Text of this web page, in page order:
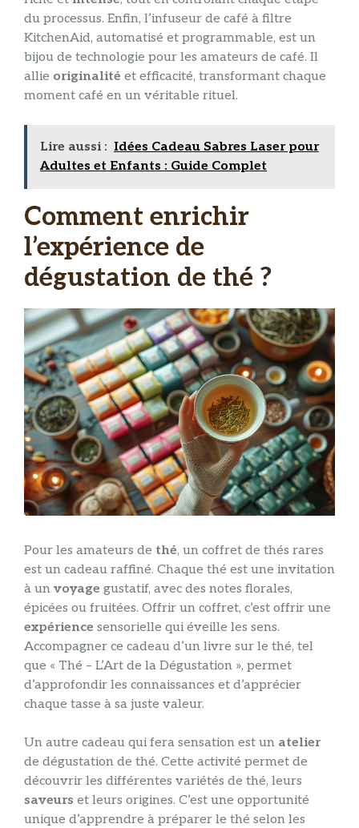
du processus. Enfin, l’infuseur de café à filtre
KitchenAid, automatisé et programmable, est un
bijou de technologie pour les amateurs de café. Il
allie originalité et efficacité, transformant chaque
moment café en un véritable rituel.
Lire aussi : Idées Cadeau Sabres Laser pour
Adultes et Enfants : Guide Complet
Comment enrichir
l’expérience de
dégustation de thé ?
Pour les amateurs de thé, un coffret de thés rares
est un cadeau raffiné. Chaque thé est une invitation
à un voyage gustatif, avec des notes florales,
épicées ou fruitées. Offrir un coffret, c’est offrir une
expérience sensorielle qui éveille les sens.
Accompagner ce cadeau d’un livre sur le thé, tel
que « Thé – L’Art de la Dégustation », permet
d’approfondir les connaissances et d’apprécier
chaque tasse à sa juste valeur.
Un autre cadeau qui fera sensation est un atelier
de dégustation de thé. Cette activité permet de
découvrir les différentes variétés de thé, leurs
saveurs et leurs origines. C’est une opportunité
unique d’apprendre à préparer le thé selon les